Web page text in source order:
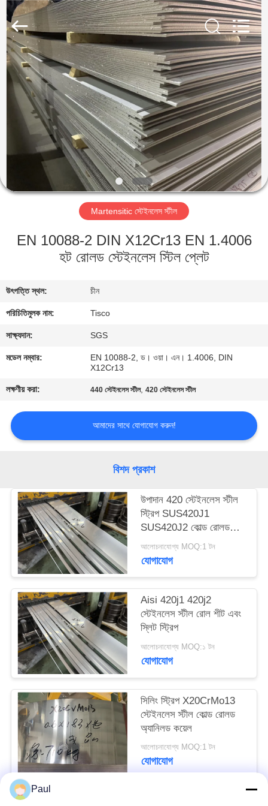
বাড়ি
পণ্য
ভিডিও
আমাদের
সম্পর্কে
কারখানা
মান
নিয়ন্ত্রণ
যোগাযোগ
উদ্ধৃতির
জন্য
সাইট
ম্যাপ
PRIVACY
POLICY
Guanglu
Special
Steel
Co.,
Rights
Reserved.
Martensitic স্টেইনলেস স্টীল
EN 10088-2 DIN X12Cr13 EN 1.4006
হট রোলড স্টেইনলেস স্টিল প্লেট
উৎপত্তি স্থল: চীন
পরিচিতিমুলক নাম: Tisco
সাক্ষ্যদান: SGS
মডেল নম্বার:
EN 10088-2, ড। ওয়া। এন। 1.4006, DIN
X12Cr13
লক্ষণীয় করা: 440 স্টেইনলেস স্টীল,420 স্টেইনলেস স্টীল
আমাদের সাথে যোগাযোগ করুন!
বিশদ প্রকাশ
উপাদান 420 স্টেইনলেস স্টীল
স্ট্রিপ SUS420J1
SUS420J2 কোল্ড রোলড
আলোচনাযোগ্য MOQ:1 টন
যোগাযোগ
Aisi 420j1 420j2
স্টেইনলেস স্টীল রোল শীট এবং
স্লিট স্ট্রিপ
আলোচনাযোগ্য MOQ:১ টন
যোগাযোগ
সিলিং স্ট্রিপ X20CrMo13
স্টেইনলেস স্টীল কোল্ড রোলড
অ্যানিলড কয়েল
আলোচনাযোগ্য MOQ:1 টন
যোগাযোগ
Paul